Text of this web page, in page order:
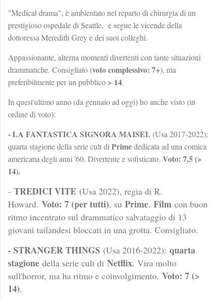
"Medical drama", è ambientato nel reparto di chirurgia di un
prestigioso ospedale di Seattle, e segue le vicende della
dottoressa Meredith Grey e dei suoi colleghi.
Appassionante, alterna momenti divertenti con tante situazioni
drammatiche. Consigliato (voto complessivo: 7+), ma
preferibilmente per un pubblico > 14.
In quest'ultimo anno (da gennaio ad oggi) ho anche visto (in
ordine di voto):
- LA FANTASTICA SIGNORA MAISEL (Usa 2017-2022):
quarta stagione della serie cult di Primededicata ad una comica
americana degli anni '60. Divertente e sofisticato. Voto: 7,5 (>
14).
- TREDICI VITE (Usa 2022), regia di R.
Howard. Voto: 7 (per tutti), su Prime. Film con buon
ritmo incentrato sul drammatico salvataggio di 13
giovani tailandesi bloccati in una grotta. Consigliato.
- STRANGER THINGS (Usa 2016-2022): quarta
stagione della serie cult di Netflix. Vira molto
sull'horror, ma ha ritmo e coinvolgimento. Voto: 7 (>
14).